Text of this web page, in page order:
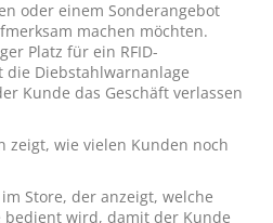
oder einem Sonderangebot
machen möchten.
Platz für ein RFID-
Diebstahlwarnanlage
Kunde das Geschäft verlassen
zeigt, wie vielen Kunden noch
Store, der anzeigt, welche
wird, damit der Kunde